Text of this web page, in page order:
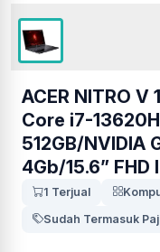
ACER NITRO V
Core i7-
512GB/NVIDIA
4Gb/15.6” FHD
1 Terjual
Sudah Termasuk